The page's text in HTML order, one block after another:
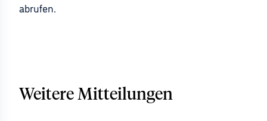
abrufen.
Weitere Mitteilungen